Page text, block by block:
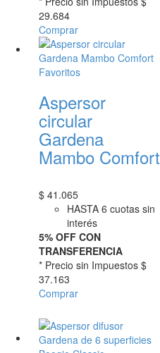
29.684
Comprar
Favoritos
Aspersor
circular
Gardena
Mambo Comfort
$ 41.065
HASTA 6 cuotas sin
interés
5% OFF CON
TRANSFERENCIA
* Precio sin Impuestos $
37.163
Comprar